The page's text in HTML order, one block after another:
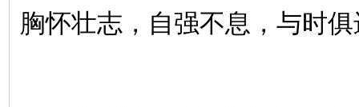
胸怀壮志，自强不息，与时